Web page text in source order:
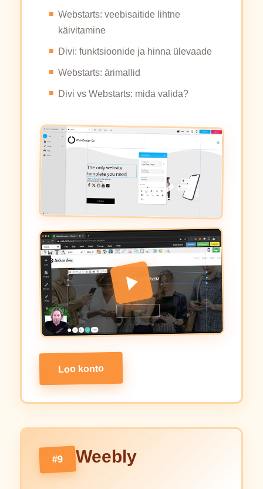
Webstarts: veebisaitide lihtne
käivitamine
Divi: funktsioonide ja hinna ülevaade
Webstarts: ärimallid
Divi vs Webstarts: mida valida?
Loo konto
#9 Weebly